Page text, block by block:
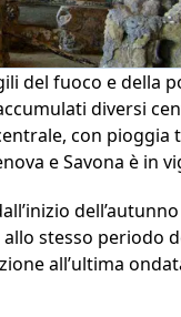
del fuoco e della
diversi
con
e Savona è in
stesso periodo
all’ultima